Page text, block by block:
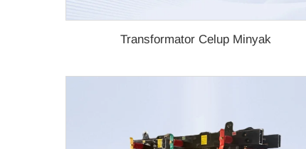
Transformator Celup Minyak